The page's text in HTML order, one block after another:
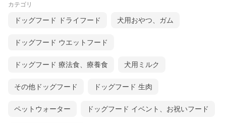
カテゴリ
ドッグフード ドライフード 犬用おやつ、ガム
ドッグフード ウエットフード
ドッグフード 療法食、療養食 犬用ミルク
その他ドッグフード ドッグフード 生肉
ペットウォーター ドッグフード イベント、お祝いフード